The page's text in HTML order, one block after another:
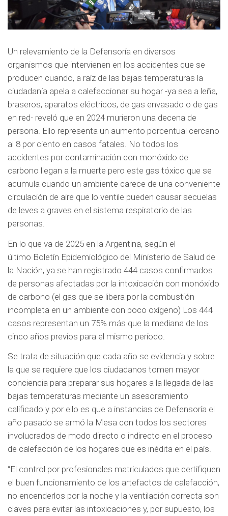
i
t
c
e
b
k
a
t
s
Un relevamiento de la Defensoría en diversos
organismos que intervienen en los accidentes que se
producen cuando, a raíz de las bajas temperaturas la
ciudadanía apela a calefaccionar su hogar -ya sea a leña,
braseros, aparatos eléctricos, de gas envasado o de gas
en red- reveló que en 2024 murieron una decena de
persona. Ello representa un aumento porcentual cercano
al 8 por ciento en casos fatales. No todos los
accidentes por contaminación con monóxido de
carbono llegan a la muerte pero este gas tóxico que se
acumula cuando un ambiente carece de una conveniente
circulación de aire que lo ventile pueden causar secuelas
de leves a graves en el sistema respiratorio de las
personas.
En lo que va de 2025 en la Argentina, según el
último Boletín Epidemiológico del Ministerio de Salud de
la Nación, ya se han registrado 444 casos confirmados
de personas afectadas por la intoxicación con monóxido
de carbono (el gas que se libera por la combustión
incompleta en un ambiente con poco oxígeno) Los 444
casos representan un 75% más que la mediana de los
cinco años previos para el mismo período.
Se trata de situación que cada año se evidencia y sobre
la que se requiere que los ciudadanos tomen mayor
conciencia para preparar sus hogares a la llegada de las
bajas temperaturas mediante un asesoramiento
calificado y por ello es que a instancias de Defensoría el
año pasado se armó la Mesa con todos los sectores
involucrados de modo directo o indirecto en el proceso
de calefacción de los hogares que es inédita en el país.
“El control por profesionales matriculados que certifiquen
el buen funcionamiento de los artefactos de calefacción,
no encenderlos por la noche y la ventilación correcta son
claves para evitar las intoxicaciones y, por supuesto, los